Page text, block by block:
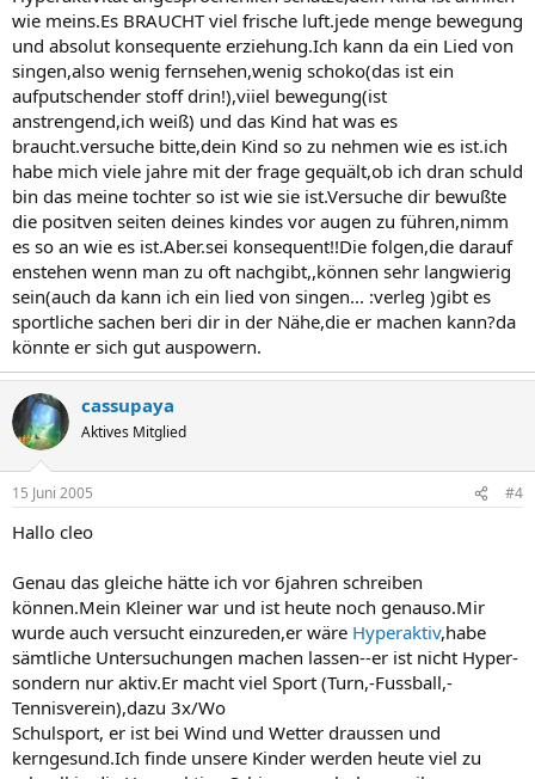
wie meins.Es BRAUCHT viel frische luft.jede menge bewegung
und absolut konsequente erziehung.Ich kann da ein Lied von
singen,also wenig fernsehen,wenig schoko(das ist ein
aufputschender stoff drin!),viiel bewegung(ist
anstrengend,ich weiß) und das Kind hat was es
braucht.versuche bitte,dein Kind so zu nehmen wie es ist.ich
habe mich viele jahre mit der frage gequält,ob ich dran schuld
bin das meine tochter so ist wie sie ist.Versuche dir bewußte
die positven seiten deines kindes vor augen zu führen,nimm
es so an wie es ist.Aber.sei konsequent!!Die folgen,die darauf
enstehen wenn man zu oft nachgibt,,können sehr langwierig
sein(auch da kann ich ein lied von singen... :verleg )gibt es
sportliche sachen beri dir in der Nähe,die er machen kann?da
könnte er sich gut auspowern.
cassupaya
Aktives Mitglied
15 Juni 2005 #4
Hallo cleo
Genau das gleiche hätte ich vor 6jahren schreiben
können.Mein Kleiner war und ist heute noch genauso.Mir
wurde auch versucht einzureden,er wäre Hyperaktiv,habe
sämtliche Untersuchungen machen lassen--er ist nicht Hyper-
sondern nur aktiv.Er macht viel Sport (Turn,-Fussball,-
Tennisverein),dazu 3x/Wo
Schulsport, er ist bei Wind und Wetter draussen und
kerngesund.Ich finde unsere Kinder werden heute viel zu